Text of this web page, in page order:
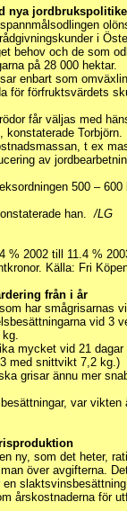
nya
i
behov och de som
på 28 000 hektar.
enbart som
för förfruktsvärdets
får väljas med
konstaterade Torbjörn.
t ex
av
500 –
han./LG
% 2002 till 11.4 %
Källa: Fri
från i år
har smågrisarnas
vid 3
mycket vid 21
med snittvikt 7,2 kg.)
grisar ännu mer
var
ny, som det heter,
över avgifterna.
årskostnaderna för